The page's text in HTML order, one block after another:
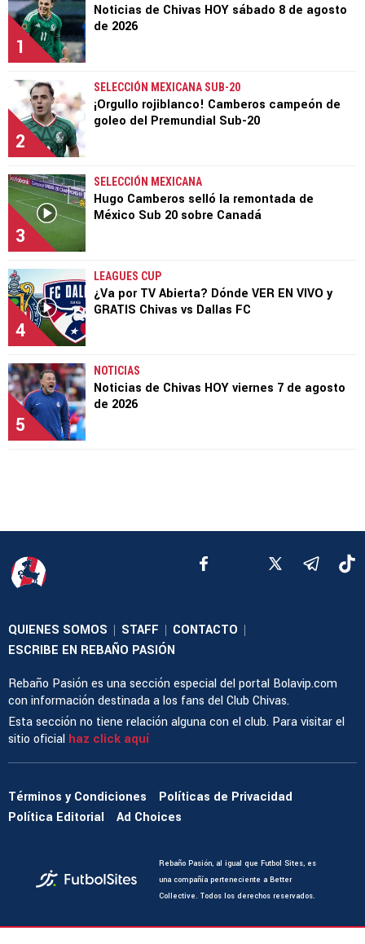
1
Noticias de Chivas HOY sábado 8 de agosto
de 2026
2
SELECCIÓN MEXICANA SUB-20
¡Orgullo rojiblanco! Camberos campeón de
goleo del Premundial Sub-20
3
SELECCIÓN MEXICANA
Hugo Camberos selló la remontada de
México Sub 20 sobre Canadá
4
LEAGUES CUP
¿Va por TV Abierta? Dónde VER EN VIVO y
GRATIS Chivas vs Dallas FC
5
NOTICIAS
Noticias de Chivas HOY viernes 7 de agosto
de 2026
QUIENES SOMOS | STAFF | CONTACTO |
ESCRIBE EN REBAÑO PASIÓN
Rebaño Pasión es una sección especial del portal Bolavip.com
con información destinada a los fans del Club Chivas.
Esta sección no tiene relación alguna con el club. Para visitar el
sitio oficial haz click aquí
Términos y Condiciones
Políticas de Privacidad
Política Editorial
Ad Choices
Rebaño Pasión, al igual que Futbol Sites, es
una compañía perteneciente a Better
Collective. Todos los derechos reservados.